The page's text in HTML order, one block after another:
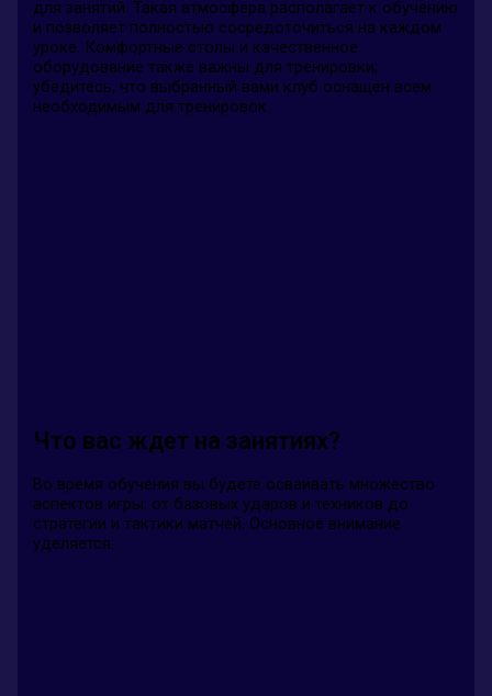
для занятий. Такая атмосфера располагает к обучению
и позволяет полностью сосредоточиться на каждом
уроке. Комфортные столы и качественное
оборудование также важны для тренировки;
убедитесь, что выбранный вами клуб оснащен всем
необходимым для тренировок.
Что вас ждет на занятиях?
Во время обучения вы будете осваивать множество
аспектов игры: от базовых ударов и техников до
стратегии и тактики матчей. Основное внимание
уделяется: